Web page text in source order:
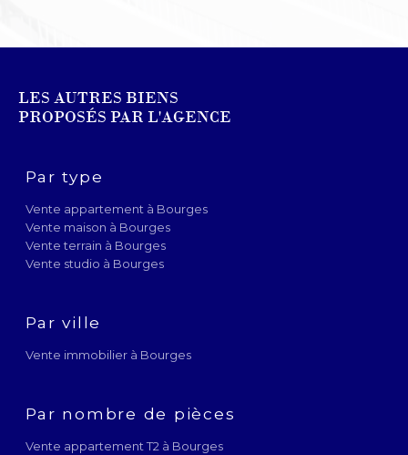
LES AUTRES BIENS
PROPOSÉS PAR L'AGENCE
Par type
Vente appartement à Bourges
Vente maison à Bourges
Vente terrain à Bourges
Vente studio à Bourges
Par ville
Vente immobilier à Bourges
Par nombre de pièces
Vente appartement T2 à Bourges